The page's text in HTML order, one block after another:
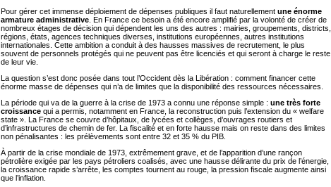
Pour gérer cet immense déploiement de dépenses publiques il faut naturellement une énorme
armature administrative . En France ce besoin a été encore amplifié par la volonté de créer de
nombreux étages de décision qui dépendent les uns des autres : mairies, groupements, districts,
régions, états, agences techniques diverses, institutions européennes, autres institutions
internationales. Cette ambition a conduit à des hausses massives de recrutement, le plus
souvent de personnels protégés qui ne peuvent pas être licenciés et qui seront à charge le reste
de leur vie.
La question s’est donc posée dans tout l’Occident dès la Libération : comment financer cette
énorme masse de dépenses qui n’a de limites que la disponibilité des ressources nécessaires.
La période qui va de la guerre à la crise de 1973 a connu une réponse simple : une très forte
croissance qui a permis, notamment en France, la reconstruction puis l’extension du « welfare
state ». La France se couvre d’hôpitaux, de lycées et collèges, d’ouvrages routiers et
d’infrastructures de chemin de fer. La fiscalité et en forte hausse mais on reste dans des limites
non pénalisantes : les prélèvements sont entre 32 et 35 % du PIB.
À partir de la crise mondiale de 1973, extrêmement grave, et de l’apparition d’une rançon
pétrolière exigée par les pays pétroliers coalisés, avec une hausse délirante du prix de l’énergie,
la croissance rapide s’arrête, les comptes tournent au rouge, la pression fiscale augmente ainsi
que l’inflation.